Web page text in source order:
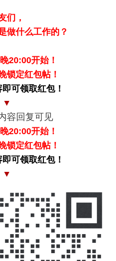
们，
做什么工作的？
20:00开始！
锁定红包帖！
可领取红包！
▼
容回复可见
20:00开始！
锁定红包帖！
可领取红包！
▼